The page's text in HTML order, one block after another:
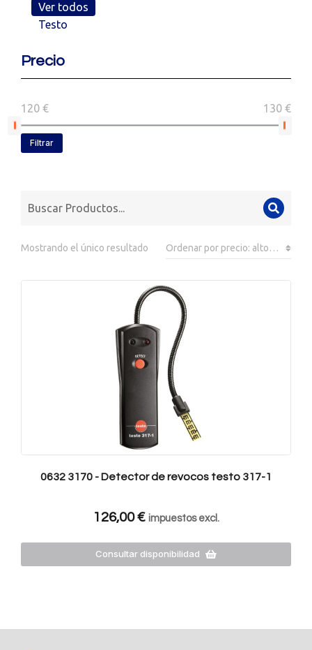
Ver todos
Testo
Precio
120 € 130 €
Filtrar
Mostrando el único resultado
0632 3170 - Detector de revocos testo 317-1
126,00€ impuestos excl.
Consultar disponibilidad